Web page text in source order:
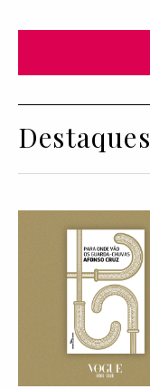
Destaques